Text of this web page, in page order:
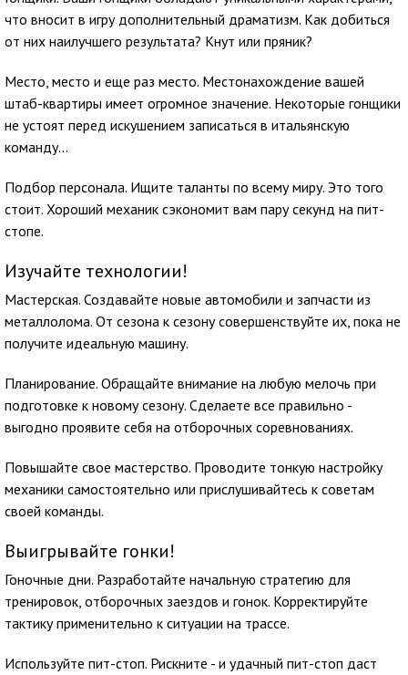
что вносит в игру дополнительный драматизм. Как добиться
от них наилучшего результата? Кнут или пряник?
Место, место и еще раз место. Местонахождение вашей
штаб-квартиры имеет огромное значение. Некоторые гонщики
не устоят перед искушением записаться в итальянскую
команду...
Подбор персонала. Ищите таланты по всему миру. Это того
стоит. Хороший механик сэкономит вам пару секунд на пит-
стопе.
Изучайте технологии!
Мастерская. Создавайте новые автомобили и запчасти из
металлолома. От сезона к сезону совершенствуйте их, пока не
получите идеальную машину.
Планирование. Обращайте внимание на любую мелочь при
подготовке к новому сезону. Сделаете все правильно -
выгодно проявите себя на отборочных соревнованиях.
Повышайте свое мастерство. Проводите тонкую настройку
механики самостоятельно или прислушивайтесь к советам
своей команды.
Выигрывайте гонки!
Гоночные дни. Разработайте начальную стратегию для
тренировок, отборочных заездов и гонок. Корректируйте
тактику применительно к ситуации на трассе.
Используйте пит-стоп. Рискните - и удачный пит-стоп даст